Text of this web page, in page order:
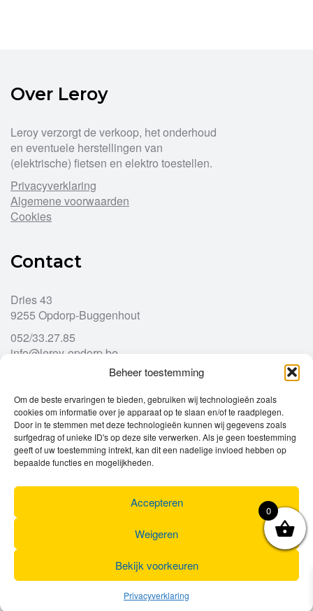
Beheer toestemming
Om de beste ervaringen te bieden, gebruiken wij technologieën zoals
cookies om informatie over je apparaat op te slaan en/of te raadplegen.
Door in te stemmen met deze technologieën kunnen wij gegevens zoals
surfgedrag of unieke ID's op deze site verwerken. Als je geen toestemming
geeft of uw toestemming intrekt, kan dit een nadelige invloed hebben op
bepaalde functies en mogelijkheden.
Accepteren
Weigeren
Bekijk voorkeuren
Privacyverklaring
Over Leroy
Leroy verzorgt de verkoop, het onderhoud
en eventuele herstellingen van
(elektrische) fietsen en elektro toestellen.
Privacyverklaring
Algemene voorwaarden
Cookies
Contact
Dries 43
9255 Opdorp-Buggenhout
052/33.27.85
info@leroy-opdorp.be
Openingsuren
Ma
gesloten
Di
9u – 12u
13u – 18u00
Wo
9u – 12u
13u – 18u00
Do
9u – 12u
13u – 18u00
13u – 18u00
Za
0